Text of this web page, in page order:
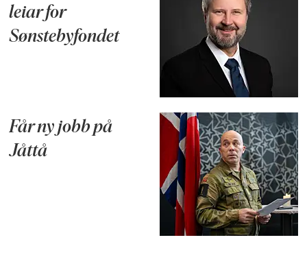
leiar for
Sønstebyfondet
Får ny jobb på
Jåttå